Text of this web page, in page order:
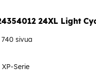
24XL Light
sivua
Serie